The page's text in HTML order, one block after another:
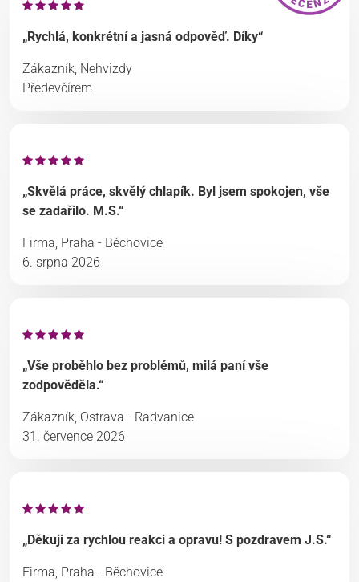
„Rychlá, konkrétní a jasná odpověď. Díky“
Zákazník, Nehvizdy
Předevčírem
„Skvělá práce, skvělý chlapík. Byl jsem spokojen, vše
se zadařilo. M.S.“
Firma, Praha - Běchovice
6. srpna 2026
„Vše proběhlo bez problémů, milá paní vše
zodpověděla.“
Zákazník, Ostrava - Radvanice
31. července 2026
„Děkuji za rychlou reakci a opravu! S pozdravem J.S.“
Firma, Praha - Běchovice